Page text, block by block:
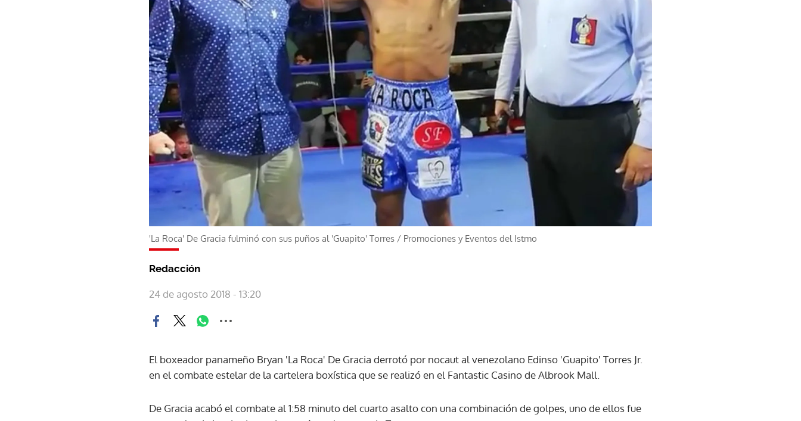
'La Roca' De Gracia fulminó con sus puños al 'Guapito' Torres / Promociones y Eventos del Istmo
Redacción
24 de agosto 2018 - 13:20
El boxeador panameño Bryan 'La Roca' De Gracia derrotó por nocaut al venezolano Edinso 'Guapito' Torres Jr.
en el combate estelar de la cartelera boxística que se realizó en el Fantastic Casino de Albrook Mall.
De Gracia acabó el combate al 1:58 minuto del cuarto asalto con una combinación de golpes, uno de ellos fue